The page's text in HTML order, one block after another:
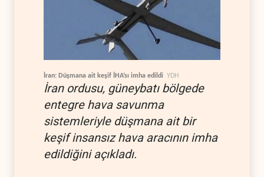
İran: Düşmana ait keşif İHA’sı imha edildi YDH
İran ordusu, güneybatı bölgede
entegre hava savunma
sistemleriyle düşmana ait bir
keşif insansız hava aracının imha
edildiğini açıkladı.